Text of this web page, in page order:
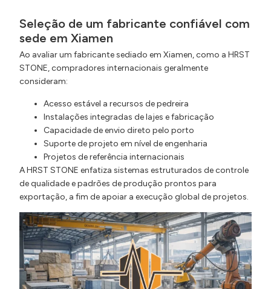
Seleção de um fabricante confiável com
sede em Xiamen
Ao avaliar um fabricante sediado em Xiamen, como a HRST
STONE, compradores internacionais geralmente
consideram:
Acesso estável a recursos de pedreira
Instalações integradas de lajes e fabricação
Capacidade de envio direto pelo porto
Suporte de projeto em nível de engenharia
Projetos de referência internacionais
A HRST STONE enfatiza sistemas estruturados de controle
de qualidade e padrões de produção prontos para
exportação, a fim de apoiar a execução global de projetos.